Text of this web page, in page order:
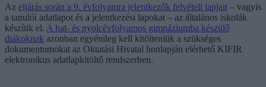
Az eljárás során a 9. évfolyamra jelentkezők felvételi lapjait – vagyis
a tanulói adatlapot és a jelentkezési lapokat – az általános iskolák
készítik el. A hat- és nyolcévfolyamos gimnáziumba készülő
diákoknak azonban egyénileg kell kitölteniük a szükséges
dokumentumokat az Oktatási Hivatal honlapján elérhető KIFIR
elektronikus adatlapkitöltő rendszerben.